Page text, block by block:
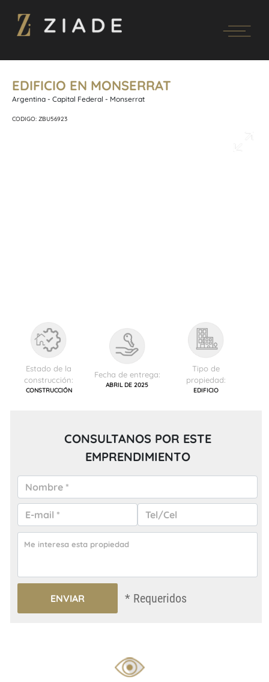
EDIFICIO EN MONSERRAT
Argentina - Capital Federal - Monserrat
CODIGO: ZBU56923
Estado de la
construcción:
CONSTRUCCIÓN
Fecha de entrega:
ABRIL DE 2025
Tipo de
propiedad:
EDIFICIO
CONSULTANOS POR ESTE
EMPRENDIMIENTO
* Requeridos